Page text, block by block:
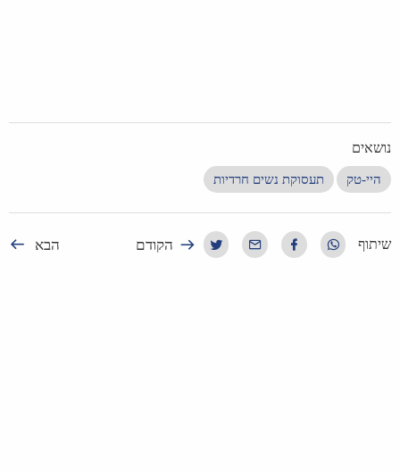
נושאים
היי-טק תעסוקת נשים חרדיות
שיתוף הקודם הבא